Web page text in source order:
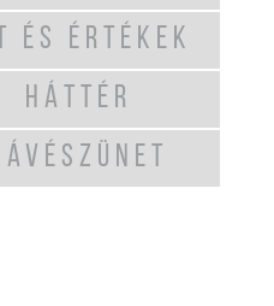
ÉS ÉRTÉKEK
HÁTTÉR